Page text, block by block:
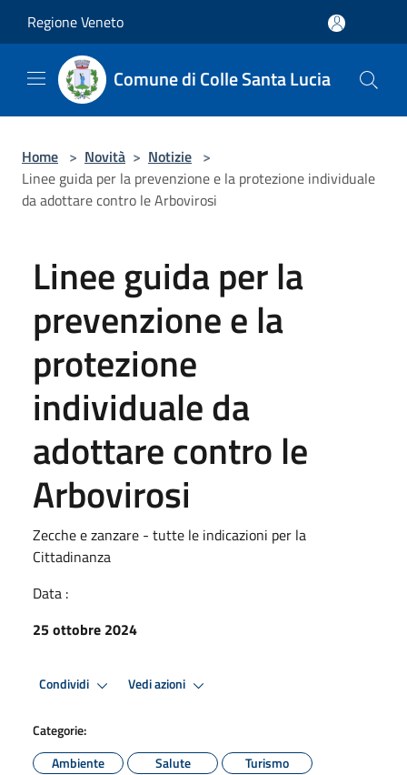
Regione Veneto
Comune di Colle Santa Lucia
Home > Novità > Notizie >
Linee guida per la prevenzione e la protezione individuale
da adottare contro le Arbovirosi
Linee guida per la
prevenzione e la
protezione
individuale da
adottare contro le
Arbovirosi
Zecche e zanzare - tutte le indicazioni per la
Cittadinanza
Data :
25 ottobre 2024
Condividi Vedi azioni
Categorie:
Ambiente
Salute Turismo